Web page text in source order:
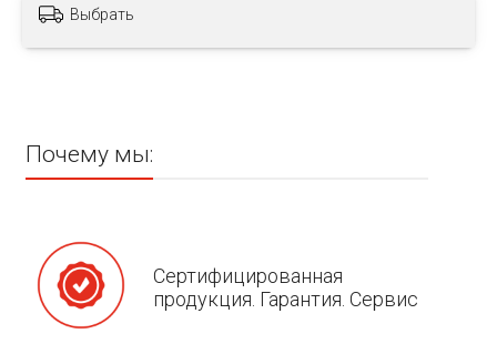
Выбрать
Почему мы:
Сертифицированная
продукция. Гарантия. Сервис